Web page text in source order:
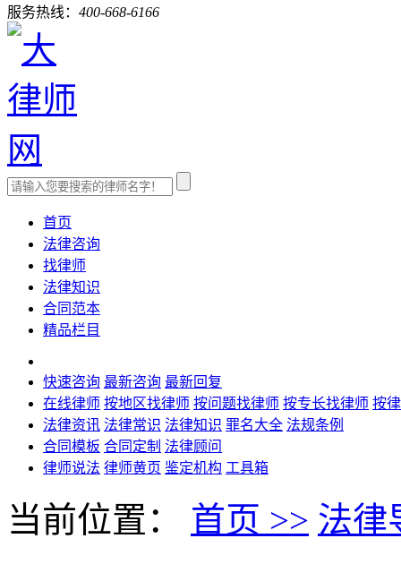
服务热线： 400-668-6166
首页
法律咨询
找律师
法律知识
合同范本
精品栏目
快速咨询 最新咨询 最新回复
在线律师 按地区找律师 按问题找律师 按专长找律师 按
法律资讯 法律常识 法律知识 罪名大全 法规条例
合同模板 合同定制 法律顾问
律师说法 律师黄页 鉴定机构 工具箱
当前位置： 首页 >> 法律